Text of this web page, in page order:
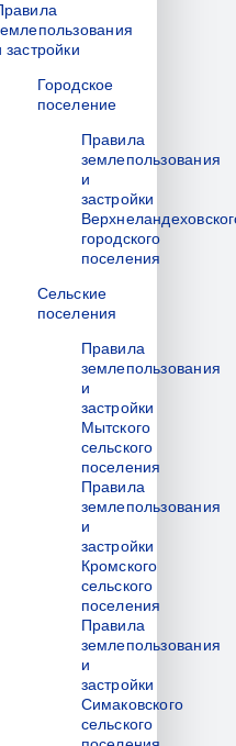
застройки
Городское
поселение
Правила
землепользования
и
застройки
городского
поселения
Сельские
поселения
Правила
землепользования
и
застройки
Мытского
сельского
поселения
Правила
землепользования
и
застройки
Кромского
сельского
поселения
Правила
землепользования
и
застройки
Симаковского
сельского